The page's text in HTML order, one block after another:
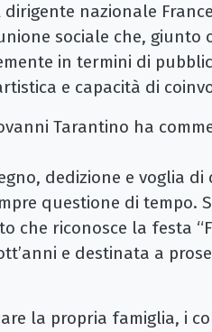
nazionale
sociale che, giunto
in termini di
e capacità di
Tarantino ha
dedizione e voglia
questione di tempo.
che riconosce la festa
e destinata a
la propria famiglia, i